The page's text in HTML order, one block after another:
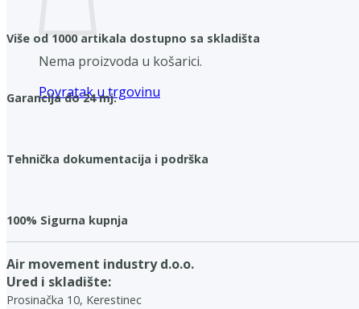
Nema proizvoda u košarici.
Povratak u trgovinu
Više od 1000 artikala dostupno sa skladišta
Garancija do 24 mj.
Tehnička dokumentacija i podrška
100% Sigurna kupnja
Air movement industry d.o.o.
Ured i skladište:
Prosinačka 10, Kerestinec